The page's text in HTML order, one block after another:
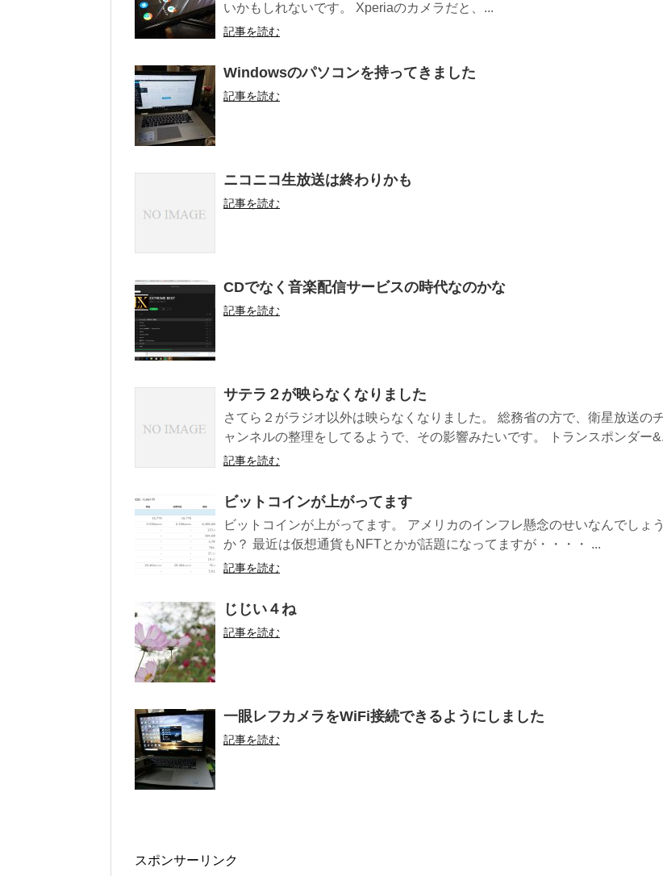
いかもしれないです。 Xperiaのカメラだと、...
記事を読む
Windowsのパソコンを持ってきました
記事を読む
ニコニコ生放送は終わりかも
記事を読む
CDでなく音楽配信サービスの時代なのかな
記事を読む
サテラ２が映らなくなりました
さてら２がラジオ以外は映らなくなりました。 総務省の方で、衛星放送の
ャンネルの整理をしてるようで、その影響みたいです。 トランスポンダー
記事を読む
ビットコインが上がってます
ビットコインが上がってます。 アメリカのインフレ懸念のせいなんでしょう
か？ 最近は仮想通貨もNFTとかが話題になってますが・・・・ ...
記事を読む
じじい４ね
記事を読む
一眼レフカメラをWiFi接続できるようにしました
記事を読む
スポンサーリンク